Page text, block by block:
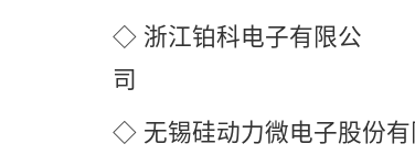
◇ 浙江铂科电子有限公
司
◇ 无锡硅动力微电子股份有